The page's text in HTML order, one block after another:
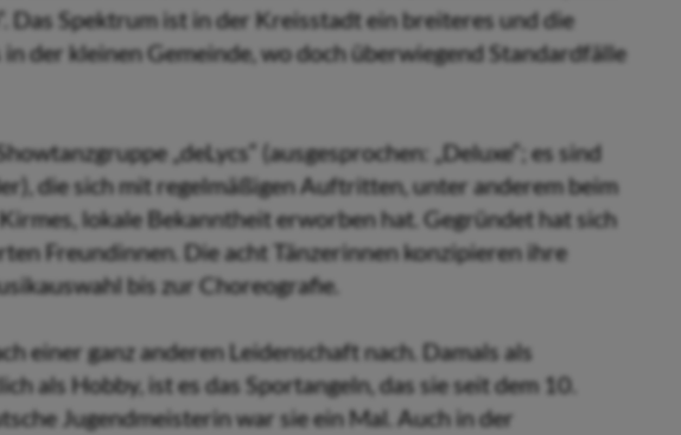
Das Spektrum ist in der Kreisstadt ein breiteres und die
der kleinen Gemeinde, wo doch überwiegend Standardfälle
„deLycs“ (ausgesprochen: „Deluxe“; es sind
die sich mit regelmäßigen Auftritten, unter anderem beim
lokale Bekanntheit erworben hat. Gegründet hat sich
Freundinnen. Die acht Tänzerinnen konzipieren ihre
bis zur Choreografie.
einer ganz anderen Leidenschaft nach. Damals als
als Hobby, ist es das Sportangeln, das sie seit dem 10.
Jugendmeisterin war sie ein Mal. Auch in der